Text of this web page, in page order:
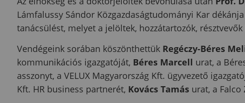
Lámfalussy Sándor Közgazdaságtudományi Kar
tanácsülést, melyet a jelöltek, hozzátartozók,
Vendégeink sorában köszönthettük Regéczy-Béres
kommunikációs igazgatóját, Béres Marcell urat, a
asszonyt, a VELUX Magyarország Kft. ügyvezető
Kft. HR business partnerét, Kovács Tamás urat, a Falco